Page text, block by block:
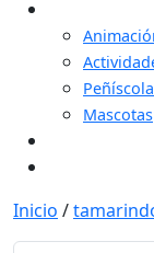
Peñíscola
Mascotas
Inicio /